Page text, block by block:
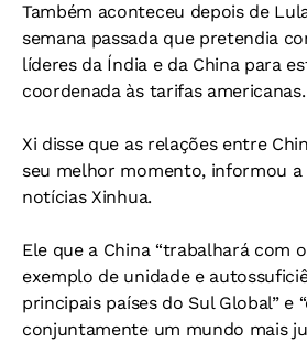
Também aconteceu depois de
semana passada que pretendia
líderes da Índia e da China para
coordenada às tarifas americanas.
Xi disse que as relações entre
seu melhor momento, informou a
notícias Xinhua.
Ele que a China “trabalhará com
exemplo de unidade e
principais países do Sul Global” e
conjuntamente um mundo mais